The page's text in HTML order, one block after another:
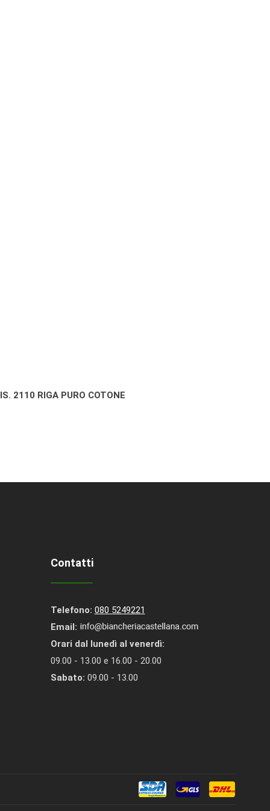
2110 RIGA PURO COTONE
Contatti
Telefono: 080 5249221
Email:
Orari dal lunedì al venerdì:
09.00 - 13.00 e 16.00 - 20.00
Sabato: 09.00 - 13.00